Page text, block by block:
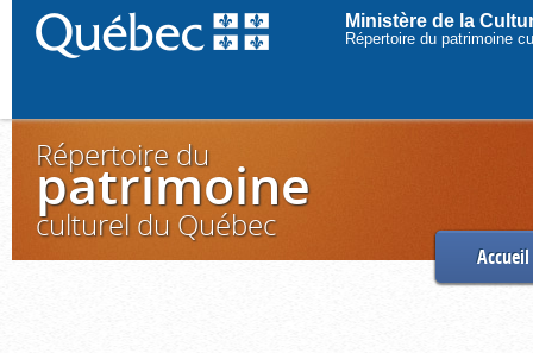
Ministère de la
Répertoire du patrimoine
Répertoire du
patrimoine
culturel du Québec
Accueil